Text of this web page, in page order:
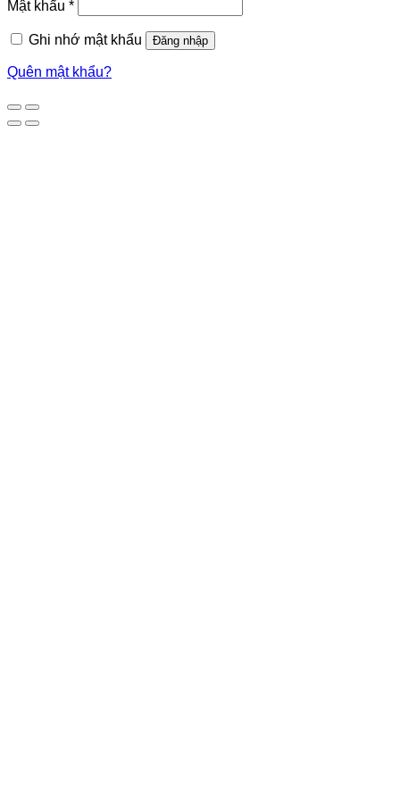
Mật khẩu *
Ghi nhớ mật khẩu Đăng nhập
Quên mật khẩu?